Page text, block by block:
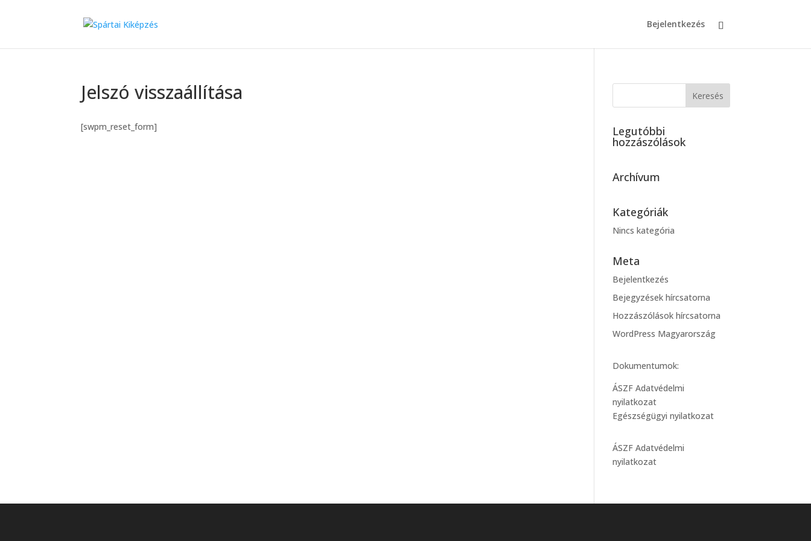
Bejelentkezés
Jelszó visszaállítása
[swpm_reset_form] Legutóbbi
hozzászólások
Archívum
Kategóriák
Nincs kategória
Meta
Bejelentkezés
Bejegyzések hírcsatorna
Hozzászólások hírcsatorna
WordPress Magyarország
Dokumentumok:
ÁSZF Adatvédelmi
nyilatkozat
Egészségügyi nyilatkozat
ÁSZF Adatvédelmi
nyilatkozat